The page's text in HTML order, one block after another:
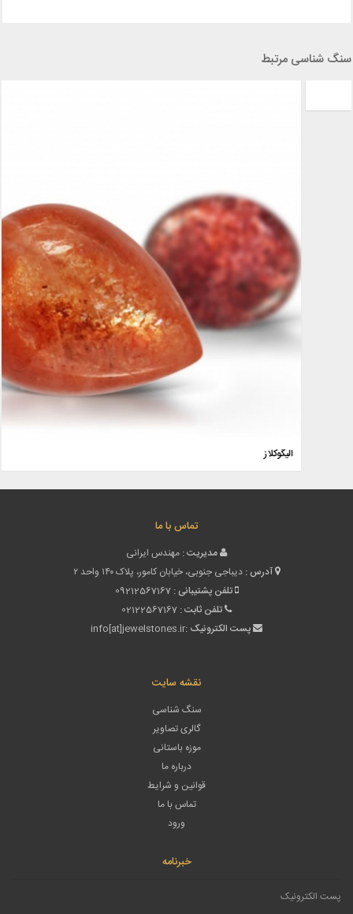
سنگ شناسی مرتبط
تماس با ما
مدیریت : مهندس ایرانی
آدرس : دیباجی جنوبی، خیابان کامور، پلاک ۱۴۰ واحد ۲
تلفن پشتیبانی : 09212567167
تلفن ثابت : 02122567167
پست الکترونیک :info[at]jewelstones.ir
نقشه سایت
سنگ شناسی
گالری تصاویر
موزه باستانی
درباره ما
قوانین و شرایط
تماس با ما
ورود
خبرنامه